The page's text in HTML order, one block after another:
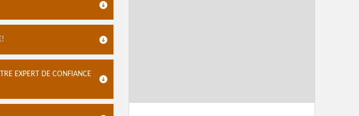
EXPERT DE CONFIANCE